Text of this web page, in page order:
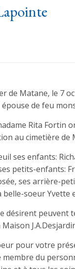
de Matane, le 7
de feu
Rita Fortin
au cimetière de
ses enfants:
petits-enfants:
ses arrière-
belle-soeur Yvette
désirent peuvent
pour votre
du